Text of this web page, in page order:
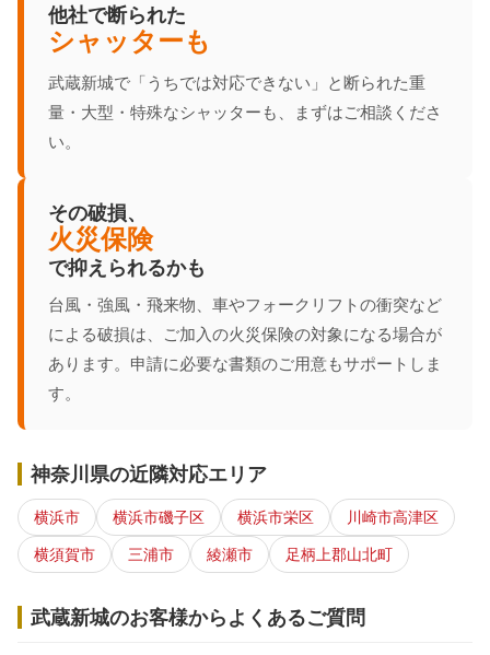
他社で断られた
シャッターも
武蔵新城で「うちでは対応できない」と断られた重
量・大型・特殊なシャッターも、まずはご相談くださ
い。
その破損、
火災保険
で抑えられるかも
台風・強風・飛来物、車やフォークリフトの衝突など
による破損は、ご加入の火災保険の対象になる場合が
あります。申請に必要な書類のご用意もサポートしま
す。
神奈川県の近隣対応エリア
横浜市 横浜市磯子区 横浜市栄区
川崎市高津区
横須賀市
三浦市 綾瀬市 足柄上郡山北町
武蔵新城のお客様からよくあるご質問